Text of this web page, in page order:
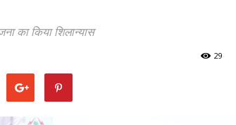
का किया शिलान्यास
29